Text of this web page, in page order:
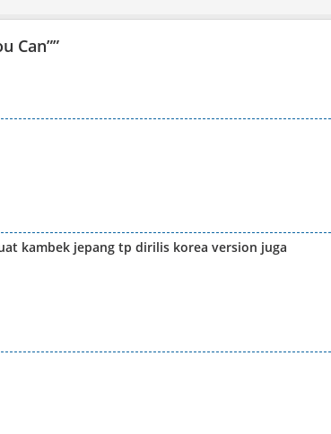
Can””
kambek jepang tp dirilis korea version juga